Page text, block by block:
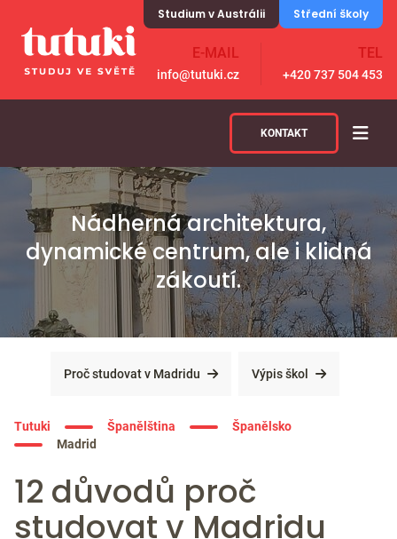
Studium v Austrálii Střední školy
E-MAIL
info@tutuki.cz
TEL
+420 737 504 453
KONTAKT
Nádherná architektura,
dynamické centrum, ale i klidná
zákoutí.
Proč studovat v Madridu Výpis škol
Tutuki Španělština
Španělsko
Madrid
12 důvodů proč
studovat v Madridu